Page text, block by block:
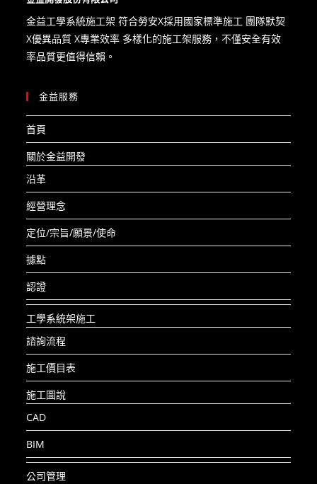
金益工學系統施工架 符合勞安X​採用國家標準施工 團隊默契
X優異品質 X專業效率 多樣化的施工架服務，不僅安全有效
率品質更值得信賴。
金益服務
首頁
關於金益開發
沿革
經營理念
定位/宗旨/願景/使命
據點
認證
工學系統架施工
諮詢流程
施工價目表
施工圖說
CAD
BIM
公司管理